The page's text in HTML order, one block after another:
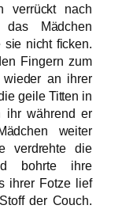
verrückt nach
Mädchen
sie nicht ficken.
Fingern zum
an ihrer
geile Titten in
ihr während er
weiter
verdrehte die
bohrte ihre
ihrer Fotze lief
der Couch.